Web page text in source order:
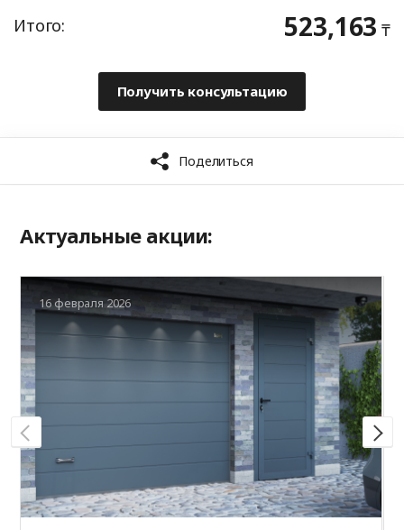
Актуальные акции:
16 февраля 2026